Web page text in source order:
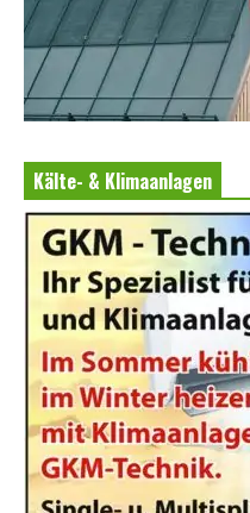
Kälte- & Klimaanlagen